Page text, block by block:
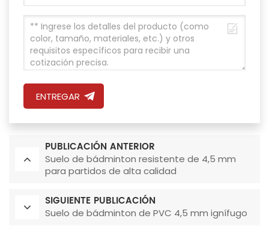
ENTREGAR
PUBLICACIÓN ANTERIOR
Suelo de bádminton resistente de 4,5 mm
para partidos de alta calidad
SIGUIENTE PUBLICACIÓN
Suelo de bádminton de PVC 4,5 mm ignífugo